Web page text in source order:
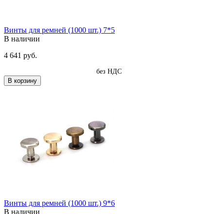
Винты для ремней (1000 шт.) 7*5
В наличии
4 641 руб.
без НДС
В корзину
Винты для ремней (1000 шт.) 9*6
В наличии